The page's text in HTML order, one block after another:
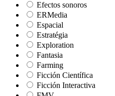
Efectos sonoros
ERMedia
Espacial
Estratégia
Exploration
Fantasia
Farming
Ficción Científica
Ficción Interactiva